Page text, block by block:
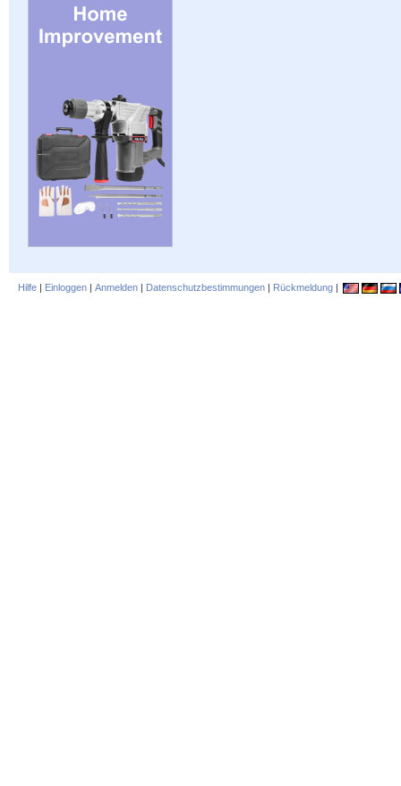
Hilfe | Einloggen | Anmelden | Datenschutzbestimmungen | Rückmeldung |